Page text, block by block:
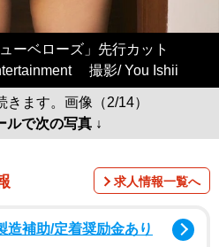
ーベローズ」先行カット
撮影/ You Ishii
きます。画像（2/14）
ルで次の写真 ↓
求人情報一覧へ
造補助/定着奨励金あり